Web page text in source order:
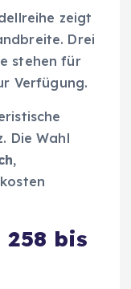
zeigt
Drei
stehen für
Verfügung.
Die Wahl
,
bis